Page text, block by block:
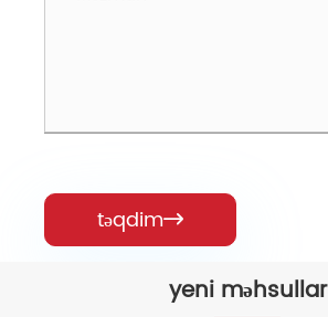
təqdim
yeni məhsullar